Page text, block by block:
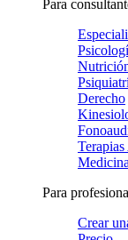
Para
Derecho
Medicina
Para
Crear